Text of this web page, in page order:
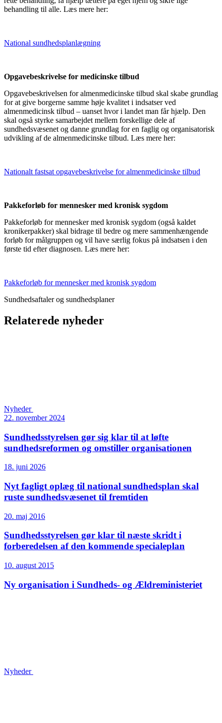
behandling til alle. Læs mere her:
National sundhedsplanlægning
Opgavebeskrivelse for medicinske tilbud
Opgavebeskrivelsen for almenmedicinske tilbud skal skabe grundlag
for at give borgerne samme høje kvalitet i indsatser ved
almenmedicinsk tilbud – uanset hvor i landet man får hjælp. Den
skal også styrke samarbejdet mellem forskellige dele af
sundhedsvæsenet og danne grundlag for en faglig og organisatorisk
udvikling af de almenmedicinske tilbud. Læs mere her:
Nationalt fastsat opgavebeskrivelse for almenmedicinske tilbud
Pakkeforløb for mennesker med kronisk sygdom
Pakkeforløb for mennesker med kronisk sygdom (også kaldet
kronikerpakker) skal bidrage til bedre og mere sammenhængende
forløb for målgruppen og vil have særlig fokus på indsatsen i den
første tid efter diagnosen. Læs mere her:
Pakkeforløb for mennesker med kronisk sygdom
Sundhedsaftaler og sundhedsplaner
Relaterede nyheder
Nyheder
22. november 2024
Sundhedsstyrelsen gør sig klar til at løfte
sundhedsreformen og omstiller organisationen
18. juni 2026
Nyt fagligt oplæg til national sundhedsplan skal
ruste sundhedsvæsenet til fremtiden
20. maj 2016
Sundheds­styrelsen gør klar til næste skridt i
forberedelsen af den kommende specialeplan
10. august 2015
Ny organisation i Sundheds- og Ældreministeriet
Nyheder